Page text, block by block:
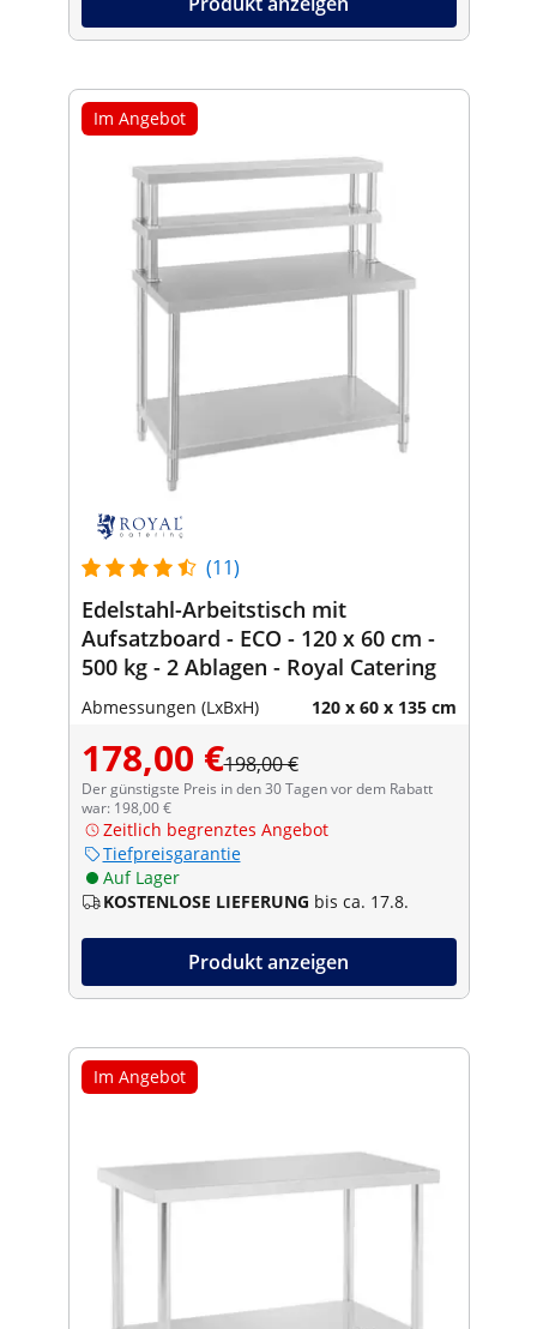
Im Angebot
(11)
Edelstahl-Arbeitstisch mit
Aufsatzboard - ECO - 120 x 60 cm -
500 kg - 2 Ablagen - Royal Catering
Abmessungen (LxBxH) 120 x 60 x 135 cm
178,00 €198,00 €
Der günstigste Preis in den 30 Tagen vor dem Rabatt
war: 198,00 €
Zeitlich begrenztes Angebot
Tiefpreisgarantie
Auf Lager
KOSTENLOSE LIEFERUNG bis ca. 17.8.
Produkt anzeigen
Im Angebot